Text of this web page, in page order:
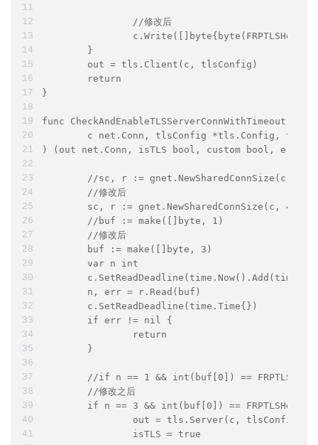
                //修改后
        }
        out = tls.Client(c, tlsConfig)
        return
}
func CheckAndEnableTLSServerConnWithTimeout(
c net.Conn, tlsConfig *tls.Config,
) (out net.Conn, isTLS bool, custom bool, err
        //sc, r := gnet.NewSharedConnSize(c, 2)
        //修改后
        sc, r := gnet.NewSharedConnSize(c, 4)
        //buf := make([]byte, 1)
        //修改后
        buf := make([]byte, 3)
        var n int
        n, err = r.Read(buf)
        c.SetReadDeadline(time.Time{})
        if err != nil {
                return
        }
//if n == 1 && int(buf[0]) ==
        //修改之后
if n == 3 && int(buf[0]) ==
                out = tls.Server(c, tlsConfig)
                isTLS = true